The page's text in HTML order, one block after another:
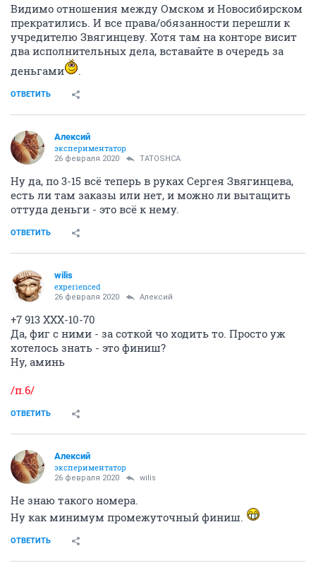
Видимо отношения между Омском и Новосибирском
прекратились. И все права/обязанности перешли к
учредителю Звягинцеву. Хотя там на конторе висит
два исполнительных дела, вставайте в очередь за
деньгами
.
ОТВЕТИТЬ
Алексий
экспериментатор
26 февраля 2020 TATOSHCA
Ну да, по 3-15 всё теперь в руках Сергея Звягинцева,
есть ли там заказы или нет, и можно ли вытащить
оттуда деньги - это всё к нему.
ОТВЕТИТЬ
wilis
experienced
26 февраля 2020 Алексий
+7 913 ХХХ-10-70
Да, фиг с ними - за соткой чо ходить то. Просто уж
хотелось знать - это финиш?
Ну, аминь
/п.6/
ОТВЕТИТЬ
Алексий
экспериментатор
26 февраля 2020 wilis
Не знаю такого номера.
Ну как минимум промежуточный финиш.
ОТВЕТИТЬ